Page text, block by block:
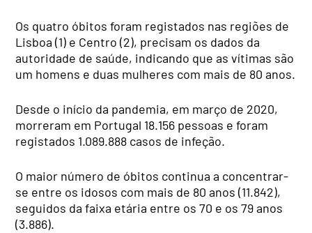
Os quatro óbitos foram registados nas regiões de
Lisboa (1) e Centro (2), precisam os dados da
autoridade de saúde, indicando que as vítimas são
um homens e duas mulheres com mais de 80 anos.
Desde o início da pandemia, em março de 2020,
morreram em Portugal 18.156 pessoas e foram
registados 1.089.888 casos de infeção.
O maior número de óbitos continua a concentrar-
se entre os idosos com mais de 80 anos (11.842),
seguidos da faixa etária entre os 70 e os 79 anos
(3.886).